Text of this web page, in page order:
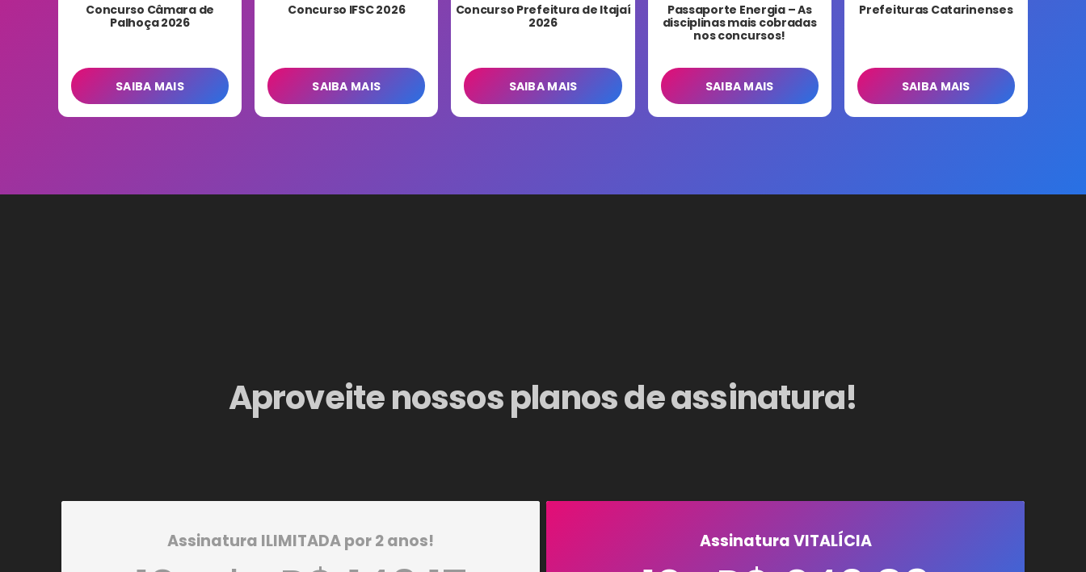
Concurso Câmara de
Palhoça 2026
SAIBA MAIS
Concurso IFSC 2026
SAIBA MAIS
Concurso Prefeitura de Itajaí
2026
SAIBA MAIS
Passaporte Energia – As
disciplinas mais cobradas
nos concursos!
SAIBA MAIS
Prefeituras Catarinenses
SAIBA MAIS
Aproveite nossos planos de assinatura!
Assinatura ILIMITADA por 2 anos! Assinatura VITALÍCIA